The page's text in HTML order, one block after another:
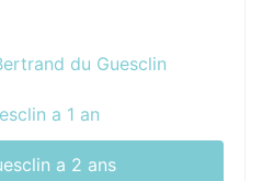
du Guesclin
a 1 an
a 2 ans